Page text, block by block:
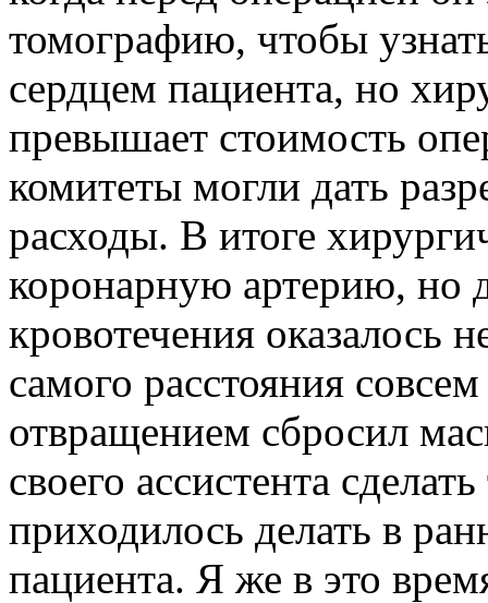
томографию, чтобы
сердцем пациента, но
превышает стоимость
комитеты могли дать
расходы. В итоге
коронарную артерию, но
кровотечения оказалось
самого расстояния
отвращением сбросил
своего ассистента
приходилось делать в
пациента. Я же в это